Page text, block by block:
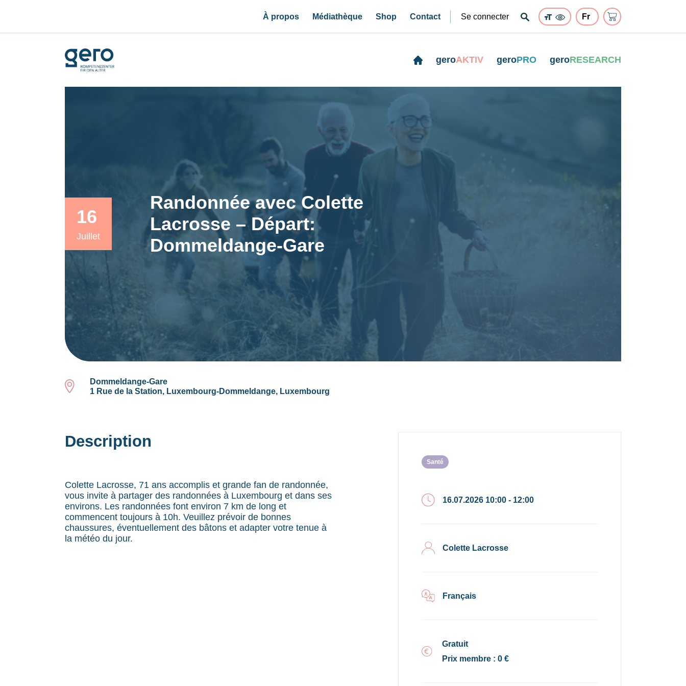
À propos Médiathèque Shop Contact Se connecter
geroAKTIV geroPRO geroRESEARCH
16
Juillet
Randonnée avec Colette
Lacrosse – Départ:
Dommeldange-Gare
Dommeldange-Gare
1 Rue de la Station, Luxembourg-Dommeldange, Luxembourg
Description
Colette Lacrosse, 71 ans accomplis et grande fan de randonnée,
vous invite à partager des randonnées à Luxembourg et dans ses
environs. Les randonnées font environ 7 km de long et
commencent toujours à 10h. Veuillez prévoir de bonnes
chaussures, éventuellement des bâtons et adapter votre tenue à
la météo du jour.
Santé
16.07.2026 10:00 - 12:00
Colette Lacrosse
Français
Gratuit
Prix membre : 0 €